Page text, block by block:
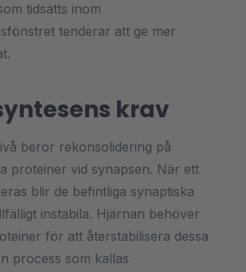
tidsätts inom
tenderar att ge mer
krav
beror rekonsolidering på
proteiner vid synapsen. När ett
blir de befintliga synaptiska
instabila. Hjärnan behöver
för att återstabilisera dessa
process som kallas